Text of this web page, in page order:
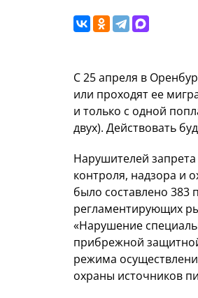
С 25 апреля в
или проходят ее
и только с одной
двух). Действовать
Нарушителей запрета
контроля, надзора и
было составлено
регламентирующих
«Нарушение
прибрежной
режима
охраны источников